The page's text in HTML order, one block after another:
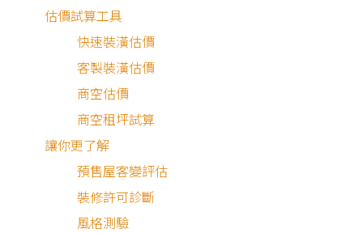
估價試算工具
快速裝潢估價
客製裝潢估價
商空估價
商空租坪試算
讓你更了解
預售屋客變評估
裝修許可診斷
風格測驗
大氣質感空間格調
一樓客廳設計
這個透天室內設計一樓的部分為客廳和餐廚空間，大多數人
在透天宅設計的玄關處規劃鞋櫃或玄關櫃、客廳一般來說也